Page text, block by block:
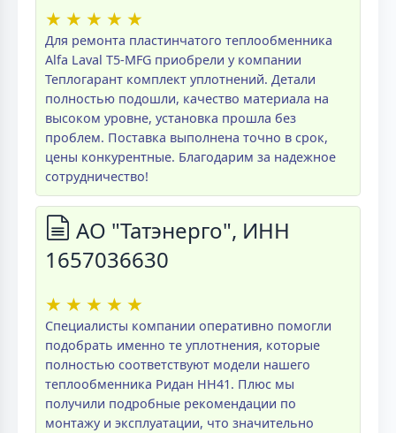
★ ★ ★ ★ ★
Для ремонта пластинчатого теплообменника
Alfa Laval T5-MFG приобрели у компании
Теплогарант комплект уплотнений. Детали
полностью подошли, качество материала на
высоком уровне, установка прошла без
проблем. Поставка выполнена точно в срок,
цены конкурентные. Благодарим за надежное
сотрудничество!
АО "Татэнерго", ИНН
1657036630
★ ★ ★ ★ ★
Специалисты компании оперативно помогли
подобрать именно те уплотнения, которые
полностью соответствуют модели нашего
теплообменника Ридан НН41. Плюс мы
получили подробные рекомендации по
монтажу и эксплуатации, что значительно